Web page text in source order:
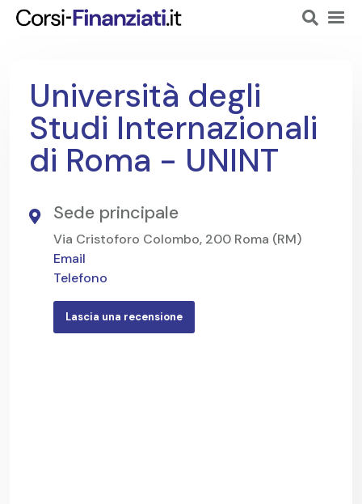
Università degli
Studi Internazionali
di Roma - UNINT
Sede principale
Via Cristoforo Colombo, 200 Roma (RM)
Email
Telefono
Lascia una recensione